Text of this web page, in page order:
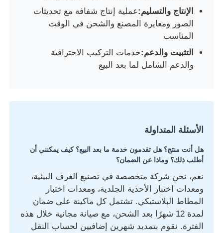
الإنتاج والتسليم:عملية إنتاج شفافة مع تحديثات
الصور ومعايرة المصنع والشحن في الوقت
المناسب
التثبيت والدعم:خدمات التركيب الاحترافية
والدعم الشامل لما بعد البيع
الأسئلة المتداولة
هل أنت منتج؟ هل تقدمون خدمة ما بعد البيع؟ كيف يمكنني أن
أطلب ذلك؟ وماذا عن الضمان؟
نعم، نحن شركة متخصصة في تصنيع الغرف البيئية،
ومعدات اختبار الأحذية الجلدية، ومعدات اختبار
المطاط البلاستيكي. تشتمل كل ماكينة على ضمان
لمدة 12 شهرًا بعد الشحن، مع صيانة مجانية خلال هذه
الفترة. نقوم بتمديد شهرين إضافيين لحساب النقل